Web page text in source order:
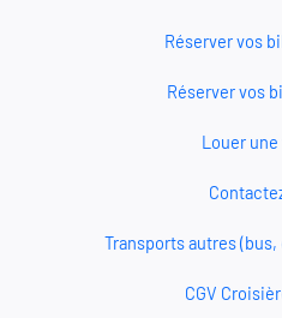
Réserver vos
Réserver vos
Louer
Transports autres
CGV